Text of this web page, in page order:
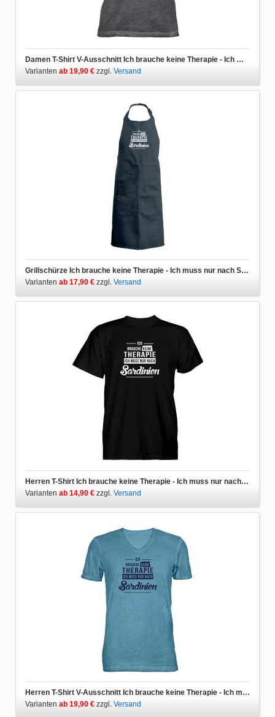
Damen T-Shirt V-Ausschnitt Ich brauche keine Therapie - Ich muss nur nach Sardinien
Varianten ab 19,90 € zzgl. Versand
Grillschürze Ich brauche keine Therapie - Ich muss nur nach Sardinien
Varianten ab 17,90 € zzgl. Versand
Herren T-Shirt Ich brauche keine Therapie - Ich muss nur nach Sardinien
Varianten ab 14,90 € zzgl. Versand
Herren T-Shirt V-Ausschnitt Ich brauche keine Therapie - Ich muss nur nach Sardinien
Varianten ab 19,90 € zzgl. Versand